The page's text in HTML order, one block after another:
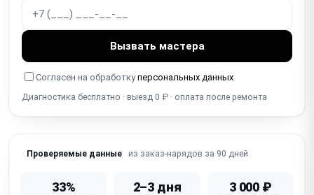
Не работает / заедает ручка конфорки
(механическая)
Не работает блокировка от детей (Child Lock)
Перегревается / отключается / термозащита
Ошибки / коды ошибок на дисплее
Не работает дисплей / нет индикации зон
Вызвать мастера
Согласен на обработкуперсональных данных
Диагностика бесплатно · выезд 0 ₽ · оплата после ремонта
Проверяемые данные из заказ-нарядов за 90 дней
33% 2–3 дня 3 000 ₽